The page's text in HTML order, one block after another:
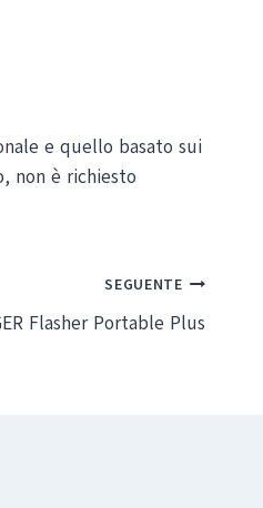
e quello basato sui
non è richiesto
SEGUENTE
Flasher Portable Plus